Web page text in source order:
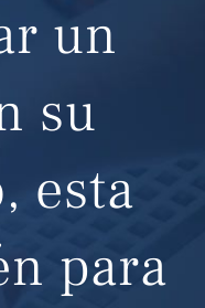
un
su
esta
para